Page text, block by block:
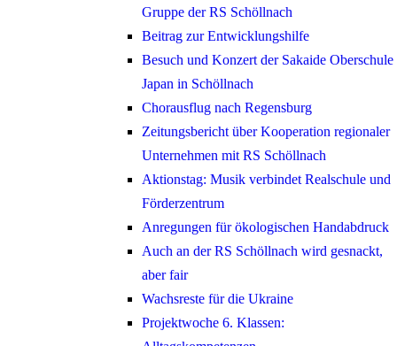
Gruppe der RS Schöllnach
Beitrag zur Entwicklungshilfe
Besuch und Konzert der Sakaide Oberschule
Japan in Schöllnach
Chorausflug nach Regensburg
Zeitungsbericht über Kooperation regionaler
Unternehmen mit RS Schöllnach
Aktionstag: Musik verbindet Realschule und
Förderzentrum
Anregungen für ökologischen Handabdruck
Auch an der RS Schöllnach wird gesnackt,
aber fair
Wachsreste für die Ukraine
Projektwoche 6. Klassen: